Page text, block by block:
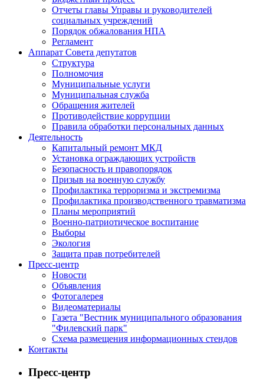
Отчеты главы Управы и руководителей
социальных учреждений
Порядок обжалования НПА
Регламент
Аппарат Совета депутатов
Структура
Полномочия
Муниципальные услуги
Муниципальная служба
Обращения жителей
Противодействие коррупции
Правила обработки персональных данных
Деятельность
Капитальный ремонт МКД
Установка ограждающих устройств
Безопасность и правопорядок
Призыв на военную службу
Профилактика терроризма и экстремизма
Профилактика производственного травматизма
Планы мероприятий
Военно-патриотическое воспитание
Выборы
Экология
Защита прав потребителей
Пресс-центр
Новости
Объявления
Фотогалерея
Видеоматериалы
Газета "Вестник муниципального образования
"Филевский парк"
Схема размещения информационных стендов
Контакты
Пресс-центр